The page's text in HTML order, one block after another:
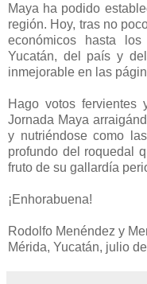
Maya ha podido
región. Hoy, tras no
económicos hasta
Yucatán, del país y
inmejorable en las
Hago votos fervientes
Jornada Maya
y nutriéndose como
profundo del roquedal
fruto de su gallardía
¡Enhorabuena!
Rodolfo Menéndez y
Mérida, Yucatán, julio